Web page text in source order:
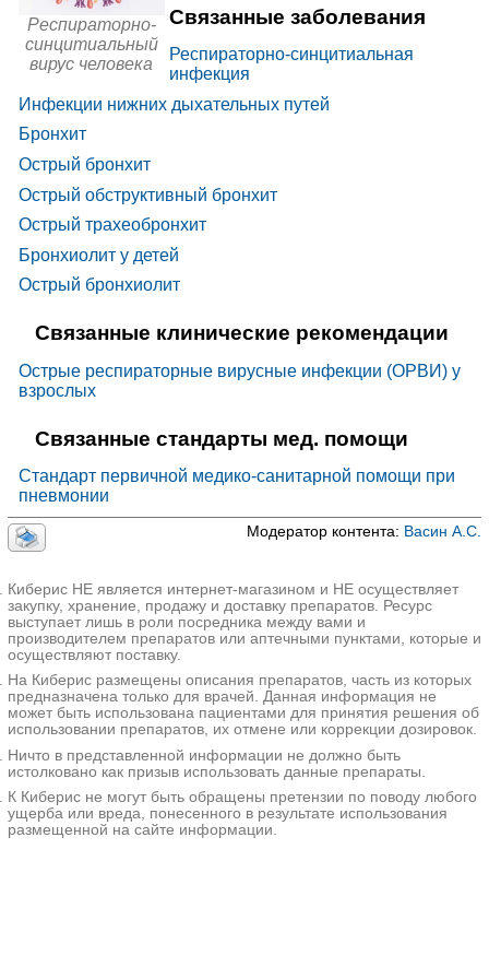
Произв
салици
ловой
кислот
комбин
ациях
Ацетилсал
кислота +
Общет
ующие
средст
ва и
адапто
гены
Аралии
ой корни
Оксиэтила
ммония
ксиацетат
Трекресил|Трекрезолид
ьмолог
е
средст
Тетрацикли
н
Ципрофлок
Пеници
комбин
ациях
лин +
Тазобактам
Пилактам|Пиперациллин натрия+тазобактам
Пиперациллин-Тазобактам ЭЛЬФА
Пиперациллин+Тазобактам-Алкем|
Пиперациллин+Тазобактам Каби
Сантаз
одные
нитрои
ла
Метронидаз
Секрет
олитик
и и
стимул
яторы
функц
ии
дыхат
ельны
х путей
Доксицикли
Мать-и-
мачехи
листья
Секрет
олитик
и и
стимул
яторы
моторн
ой
функц
ии
дыхат
ельны
х путей
в
комбин
Алтея
ного корней
экстракт +
Аммония
хлорид +
Аниса
обыкновенн
ого семян
масло +
бензоат +
Натрия
гидрокарбо
Респираторно-
синцитиальный
вирус человека
Связанные заболевания
Респираторно-синцитиальная
инфекция
Инфекции нижних дыхательных путей
Бронхит
Острый бронхит
Острый обструктивный бронхит
Острый трахеобронхит
Бронхиолит у детей
Острый бронхиолит
Связанные клинические рекомендации
Острые респираторные вирусные инфекции (ОРВИ) у
взрослых
Связанные стандарты мед. помощи
Стандарт первичной медико-санитарной помощи при
пневмонии
Модератор контента: Васин А.С.
Киберис НЕ является интернет-магазином и НЕ осуществляет
закупку, хранение, продажу и доставку препаратов. Ресурс
выступает лишь в роли посредника между вами и
производителем препаратов или аптечными пунктами, которые и
осуществляют поставку.
На Киберис размещены описания препаратов, часть из которых
предназначена только для врачей. Данная информация не
может быть использована пациентами для принятия решения об
использовании препаратов, их отмене или коррекции дозировок.
Ничто в представленной информации не должно быть
истолковано как призыв использовать данные препараты.
К Киберис не могут быть обращены претензии по поводу любого
ущерба или вреда, понесенного в результате использования
размещенной на сайте информации.